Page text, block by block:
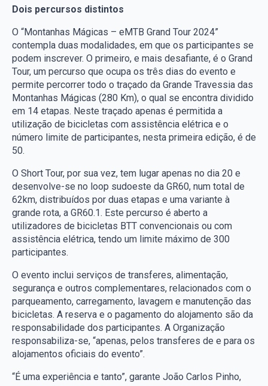
Dois percursos distintos
O “Montanhas Mágicas – eMTB Grand Tour 2024”
contempla duas modalidades, em que os participantes se
podem inscrever. O primeiro, e mais desafiante, é o Grand
Tour, um percurso que ocupa os três dias do evento e
permite percorrer todo o traçado da Grande Travessia das
Montanhas Mágicas (280 Km), o qual se encontra dividido
em 14 etapas. Neste traçado apenas é permitida a
utilização de bicicletas com assistência elétrica e o
número limite de participantes, nesta primeira edição, é de
50.
O Short Tour, por sua vez, tem lugar apenas no dia 20 e
desenvolve-se no loop sudoeste da GR60, num total de
62km, distribuídos por duas etapas e uma variante à
grande rota, a GR60.1. Este percurso é aberto a
utilizadores de bicicletas BTT convencionais ou com
assistência elétrica, tendo um limite máximo de 300
participantes.
O evento inclui serviços de transferes, alimentação,
segurança e outros complementares, relacionados com o
parqueamento, carregamento, lavagem e manutenção das
bicicletas. A reserva e o pagamento do alojamento são da
responsabilidade dos participantes. A Organização
responsabiliza-se, “apenas, pelos transferes de e para os
alojamentos oficiais do evento”.
“É uma experiência e tanto”, garante João Carlos Pinho,